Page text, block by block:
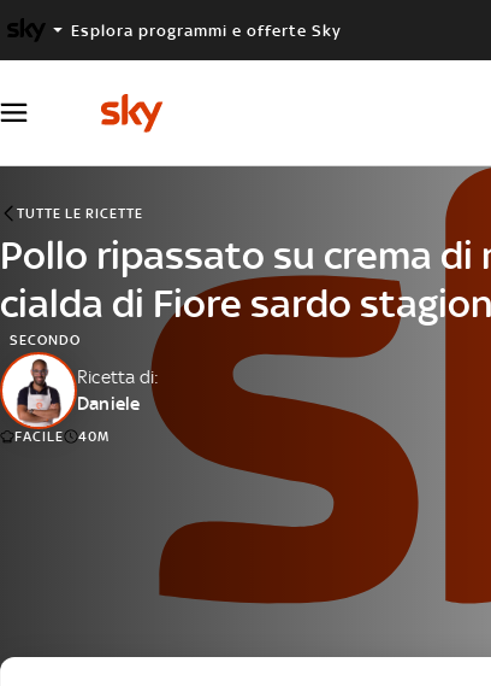
Esplora programmi e offerte Sky
TUTTE LE RICETTE
Pollo ripassato su crema di
cialda di Fiore sardo
SECONDO
Ricetta di:
Daniele
FACILE 40M